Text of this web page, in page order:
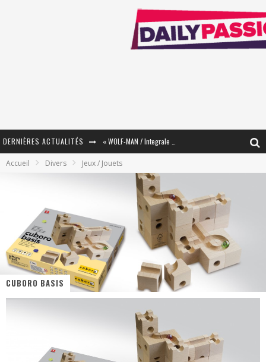
DERNIÈRES ACTUALITÉS
« Mon Village Révolté » - Combattre un Projet !
« Le Béton et le Bambou / Propositions pour Mayotte et le Monde. » - Améliorations !
Star Fox
PsyRiver 2026 : la magie revient sur les rives de l’Aar
Assassin's Creed Black Flag Resynced
Accueil Divers Jeux / Jouets
CUBORO BASIS